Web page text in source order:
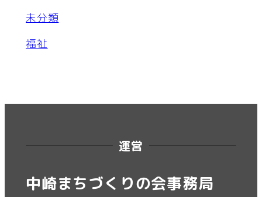
未分類
福祉
運営
中崎まちづくりの会事務局